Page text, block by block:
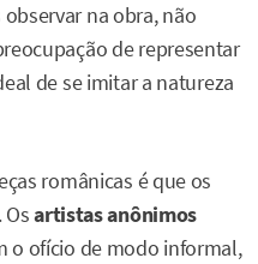
na obra, não
de representar
de se imitar a natureza
românicas é que os
Osartistas anônimos
o ofício de modo informal,